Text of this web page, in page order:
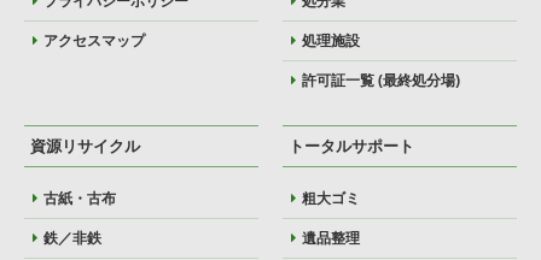
アクセスマップ
処理施設
許可証一覧 (最終処分場)
資源リサイクル
古紙・古布
鉄／非鉄
トータルサポート
粗大ゴミ
遺品整理